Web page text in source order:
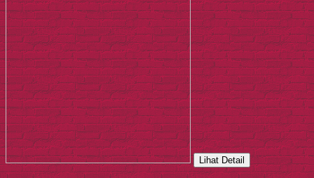
Lihat Detail